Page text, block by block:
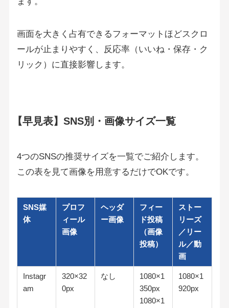
画面を大きく占有できるフォーマットほどスクロ
ールが止まりやすく、反応率（いいね・保存・ク
リック）に直接影響します。
【早見表】SNS別・画像サイズ一覧
4つのSNSの推奨サイズを一覧でご紹介します。
この表を見て画像を用意するだけでOKです。
SNS媒
体
プロフ
ィール
画像
ヘッダ
ー画像
フィー
ド投稿
（画像
投稿）
ストー
リーズ
／リー
ル／動
画
Instagr
am
320×32
0px
なし
1080×1
350px
1080×1
1080×1
920px